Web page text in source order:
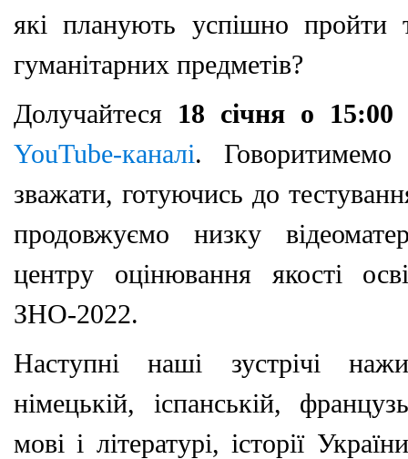
які планують успішно пройти
гуманітарних предметів?
Долучайтеся 18 січня о 15:00
YouTube-каналі.
зважати, готуючись до
продовжуємо низку
центру оцінювання якості
ЗНО-2022.
Наступні наші зустрічі
німецькій, іспанській,
мові і літературі, історії